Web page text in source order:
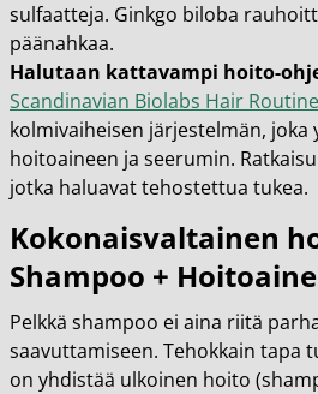
sulfaatteja. Ginkgo biloba
päänahkaa.
Halutaan kattavampi hoito-
Scandinavian Biolabs Hair
kolmivaiheisen järjestelmän, joka
hoitoaineen ja seerumin.
jotka haluavat tehostettua tukea.
Kokonaisvaltainen
Shampoo +
Pelkkä shampoo ei aina riitä
saavuttamiseen. Tehokkain tapa
on yhdistää ulkoinen hoito